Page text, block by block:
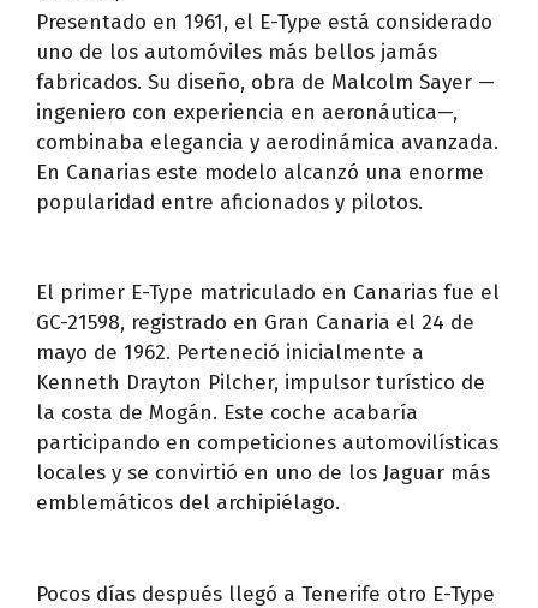
Presentado en 1961, el E-Type está considerado
uno de los automóviles más bellos jamás
fabricados. Su diseño, obra de Malcolm Sayer —
ingeniero con experiencia en aeronáutica—,
combinaba elegancia y aerodinámica avanzada.
En Canarias este modelo alcanzó una enorme
popularidad entre aficionados y pilotos.
El primer E-Type matriculado en Canarias fue el
GC-21598, registrado en Gran Canaria el 24 de
mayo de 1962. Perteneció inicialmente a
Kenneth Drayton Pilcher, impulsor turístico de
la costa de Mogán. Este coche acabaría
participando en competiciones automovilísticas
locales y se convirtió en uno de los Jaguar más
emblemáticos del archipiélago.
Pocos días después llegó a Tenerife otro E-Type